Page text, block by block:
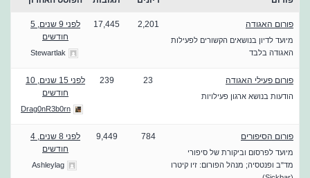
פורום האגודה
מיועד לדיון בנושאים הקשורים לפעילות
האגודה בלבד
2,201
17,445
לפני 9 שנים, 5
חודשים
Stewartlak
פורום פעילי האגודה
הודעות בנושא ארגון פעילויות
23
239
לפני 15 שנים, 10
חודשים
Drag0nR3b0rn
פורום הסיפורים
מיועד לפרסום וביקורת של סיפורי
מד"ב ופנטסיה; מנהל הפורום: זיו קיטרו
784
9,449
לפני 8 שנים, 4
חודשים
Ashleylag